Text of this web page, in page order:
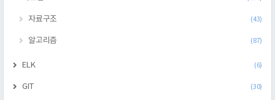
자료구조 (43)
알고리즘 (87)
ELK (6)
GIT (30)